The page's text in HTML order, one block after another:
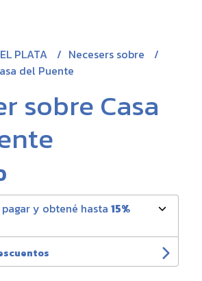
PLATA
Necesers sobre
del Puente
sobre Casa
y obtené hasta 15%